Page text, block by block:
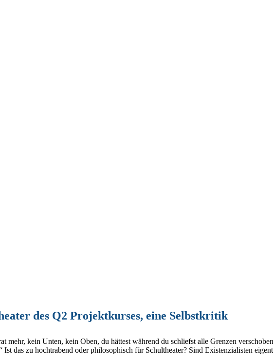
des Q2 Projektkurses, eine Selbstkritik
mehr, kein Unten, kein Oben, du hättest während du schliefst alle Grenzen
das zu hochtrabend oder philosophisch für Schultheater? Sind Existenzialisten